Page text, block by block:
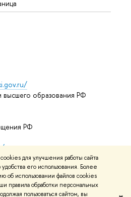
для улучшения работы сайта
его использования. Более
об использовании файлов cookies
правила обработки персональных
пользоваться сайтом, вы
образования РФ
РФ
mooc
курсы
и контактыУсловия